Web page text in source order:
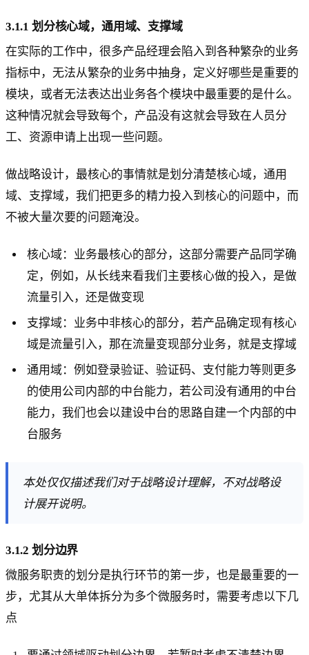
3.1.1 划分核心域，通用域、支撑域
在实际的工作中，很多产品经理会陷入到各种繁杂的业务
指标中，无法从繁杂的业务中抽身，定义好哪些是重要的
模块，或者无法表达出业务各个模块中最重要的是什么。
这种情况就会导致每个，产品没有这就会导致在人员分
工、资源申请上出现一些问题。
做战略设计，最核心的事情就是划分清楚核心域，通用
域、支撑域，我们把更多的精力投入到核心的问题中，而
不被大量次要的问题淹没。
核心域：业务最核心的部分，这部分需要产品同学确
定，例如，从长线来看我们主要核心做的投入，是做
流量引入，还是做变现
支撑域：业务中非核心的部分，若产品确定现有核心
域是流量引入，那在流量变现部分业务，就是支撑域
通用域：例如登录验证、验证码、支付能力等则更多
的使用公司内部的中台能力，若公司没有通用的中台
能力，我们也会以建设中台的思路自建一个内部的中
台服务
本处仅仅描述我们对于战略设计理解，不对战略设
计展开说明。
3.1.2 划分边界
微服务职责的划分是执行环节的第一步，也是最重要的一
步，尤其从大单体拆分为多个微服务时，需要考虑以下几
点